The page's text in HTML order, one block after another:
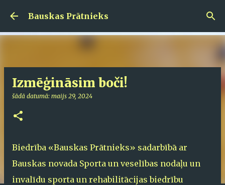
Pāriet uz galveno saturu
Bauskas Prātnieks
Izmēģināsim boči!
šādā datumā: maijs 29, 2024
Biedrība «Bauskas Prātnieks» sadarbībā ar
Bauskas novada Sporta un veselības nodaļu un
invalīdu sporta un rehabilitācijas biedrību